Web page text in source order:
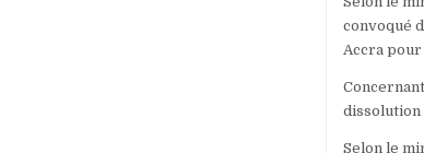
convoqué
Accra
dissolution
Selon le